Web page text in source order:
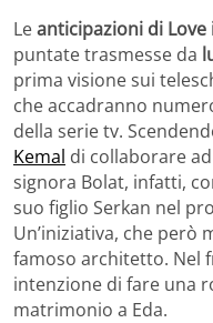
Leanticipazioni di Love
puntate trasmesse da
prima visione sui
che accadranno
della serie tv.
Kemal di collaborare
signora Bolat, infatti,
suo figlio Serkan nel
Un’iniziativa, che però
famoso architetto. Nel
intenzione di fare una
matrimonio a Eda.